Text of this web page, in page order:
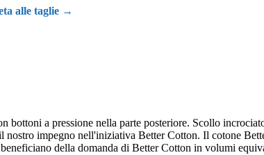
alle taglie →
bottoni a pressione nella parte posteriore. Scollo
impegno nell'iniziativa Better Cotton. Il cotone
della domanda di Better Cotton in volumi